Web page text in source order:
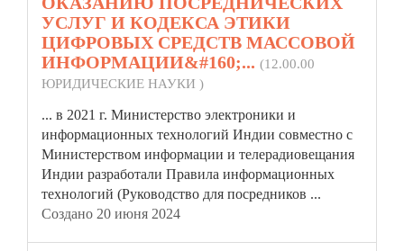
УСЛУГ И КОДЕКСА ЭТИКИ
ЦИФРОВЫХ СРЕДСТВ МАССОВОЙ
ИНФОРМАЦИИ&#160;... (12.00.00
ЮРИДИЧЕСКИЕ НАУКИ )
... в 2021 г. Министерство электроники и
информационных технологий Индии совместно с
Министерством информации и телерадиовещания
Индии разработали Правила информационных
технологий (Руководство для посредников ...
Создано 20 июня 2024